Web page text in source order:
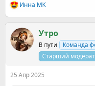
Р
е
к
ц
и
Инна MK
Утро
В пути Команда
Старший
25 Апр 2025